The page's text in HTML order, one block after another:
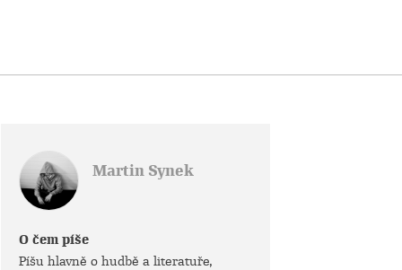
Martin Synek
O čem píše
Píšu hlavně o hudbě a literatuře,